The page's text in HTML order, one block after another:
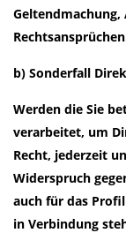
b) Sonderfall
Werden die Sie
verarbeitet, um
Recht, jederzeit
Widerspruch
auch für das
in Verbindung